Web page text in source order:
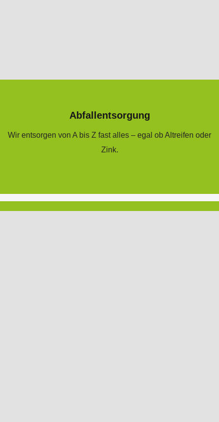
Abfallentsorgung
Wir entsorgen von A bis Z fast alles – egal ob Altreifen oder
Zink.